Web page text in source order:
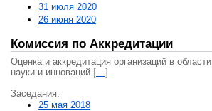
31 июля 2020
26 июня 2020
Комиссия по Аккредитации
Оценка и аккредитация организаций в области
науки и инноваций […]
Заседания:
25 мая 2018